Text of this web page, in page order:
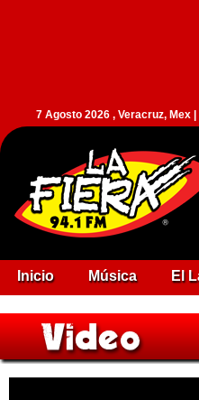
7 Agosto 2026 , Veracruz, Mex
Inicio Música El